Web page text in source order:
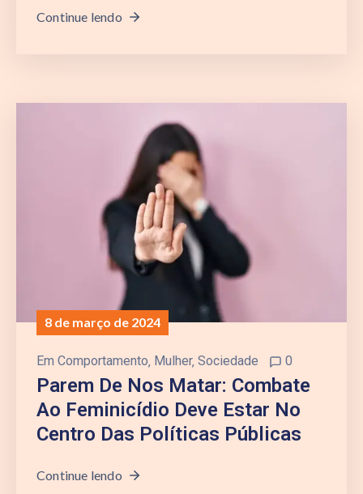
Continue lendo
8 de março de 2024
Em Comportamento‚ Mulher‚ Sociedade 0
Parem De Nos Matar: Combate
Ao Feminicídio Deve Estar No
Centro Das Políticas Públicas
Continue lendo